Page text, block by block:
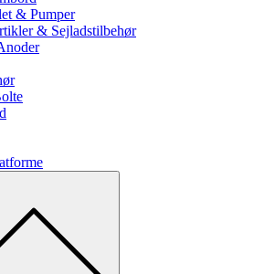
& Pumper
& Sejladstilbehør